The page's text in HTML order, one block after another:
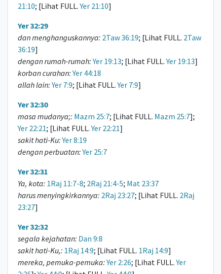
21:10; [Lihat FULL.Yer 21:10]
Yer 32:29
dan menghanguskannya: 2Taw 36:19; [Lihat FULL. 2Taw
36:19]
dengan rumah-rumah: Yer 19:13; [Lihat FULL.Yer 19:13]
korban curahan: Yer 44:18
allah lain: Yer 7:9; [Lihat FULL.Yer 7:9]
Yer 32:30
masa mudanya;: Mazm 25:7; [Lihat FULL. Mazm 25:7];
Yer 22:21; [Lihat FULL.Yer 22:21]
sakit hati-Ku: Yer 8:19
dengan perbuatan: Yer 25:7
Yer 32:31
Ya, kota: 1Raj 11:7-8; 2Raj 21:4-5; Mat 23:37
harus menyingkirkannya: 2Raj 23:27; [Lihat FULL. 2Raj
23:27]
Yer 32:32
segala kejahatan: Dan 9:8
sakit hati-Ku,: 1Raj 14:9; [Lihat FULL. 1Raj 14:9]
mereka, pemuka-pemuka: Yer 2:26; [Lihat FULL.Yer